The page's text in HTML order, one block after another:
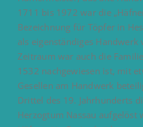
1711 bis 1972 war die
Bezeichnung für Töpfer in
als eigenständiges
Zeitraum war auch die
1532 nachgewiesen ist, mit
Gesellen am Handwerk
Drittel des 19. Jahrhunderts
Herzogtum Nassau aufgelöst